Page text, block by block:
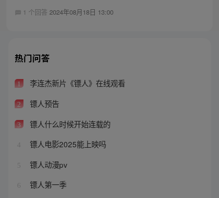
1 个回答 2024年08月18日 13:00
热门问答
1 李连杰新片《镖人》在线观看
2 镖人预告
3 镖人什么时候开始连载的
4 镖人电影2025能上映吗
5 镖人动漫pv
6 镖人第一季